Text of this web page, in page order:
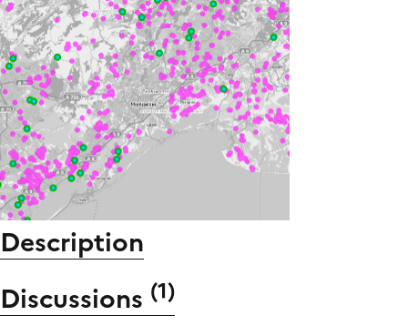
Description
Discussions (1)